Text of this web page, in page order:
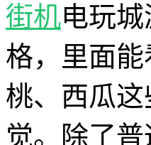
街机电玩
格，里面
桃、西瓜
觉。除了